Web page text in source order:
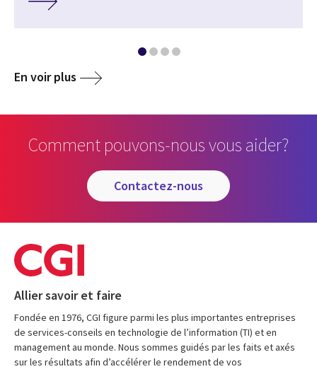
En voir plus
Comment pouvons-nous vous aider?
contactez-nous
Allier savoir et faire
Fondée en 1976, CGI figure parmi les plus importantes entreprises
de services-conseils en technologie de l’information (TI) et en
management au monde. Nous sommes guidés par les faits et axés
sur les résultats afin d’accélérer le rendement de vos